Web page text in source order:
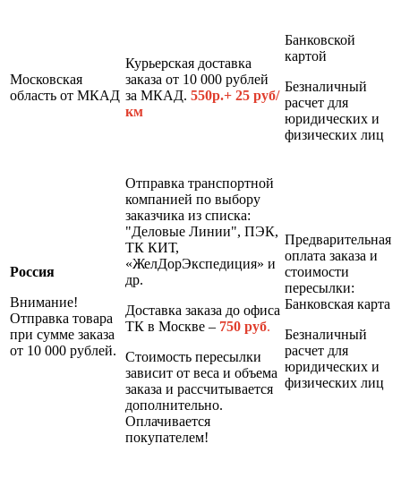
Московская
область от МКАД
Курьерская доставка
заказа от 10 000 рублей
за МКАД. 550р.+ 25 руб/
км
Банковской
картой
Безналичный
расчет для
юридических и
физических лиц
Россия
Внимание!
Отправка товара
при сумме заказа
от 10 000 рублей.
Отправка транспортной
компанией по выбору
заказчика из списка:
"Деловые Линии", ПЭК,
ТК КИТ,
«ЖелДорЭкспедиция» и
др.
Доставка заказа до офиса
ТК в Москве – 750 руб.
Стоимость пересылки
зависит от веса и объема
заказа и рассчитывается
дополнительно.
Оплачивается
покупателем!
Предварительная
оплата заказа и
стоимости
пересылки:
Банковская карта
Безналичный
расчет для
юридических и
физических лиц